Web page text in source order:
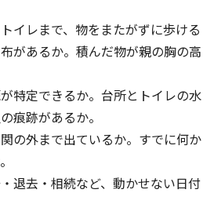
イレまで、物をまたがずに歩ける
があるか。積んだ物が親の胸の高
特定できるか。台所とトイレの水
痕跡があるか。
の外まで出ているか。すでに何か
退去・相続など、動かせない日付